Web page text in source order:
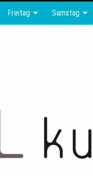
Freitag Samstag